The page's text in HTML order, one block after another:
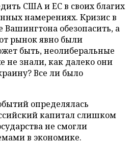
США и ЕС в своих благих
намерениях. Кризис в
Вашингтона обезопасить, а
рынок явно были
быть, неолиберальные
не знали, как далеко они
Все ли было
определялась
капитал слишком
не смогли
в экономике.